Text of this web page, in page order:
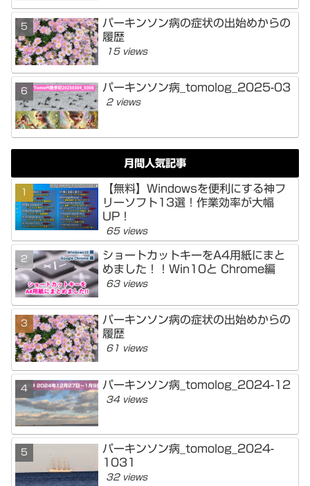
パーキンソン病の症状の出始めからの
履歴
15 views
パーキンソン病_tomolog_2025-03
2 views
月間人気記事
【無料】Windowsを便利にする神フ
リーソフト13選！作業効率が大幅
UP！
65 views
ショートカットキーをA4用紙にまと
めました！！Win10と Chrome編
63 views
パーキンソン病の症状の出始めからの
履歴
61 views
パーキンソン病_tomolog_2024-12
34 views
パーキンソン病_tomolog_2024-
1031
32 views